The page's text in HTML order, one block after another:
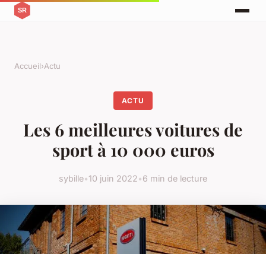
Accueil›Actu
ACTU
Les 6 meilleures voitures de
sport à 10 000 euros
sybille•10 juin 2022•6 min de lecture